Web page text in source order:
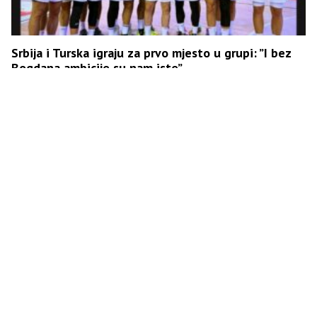
Srbija i Turska igraju za prvo mjesto u grupi: ”I bez
Bogdana ambicije su nam iste”